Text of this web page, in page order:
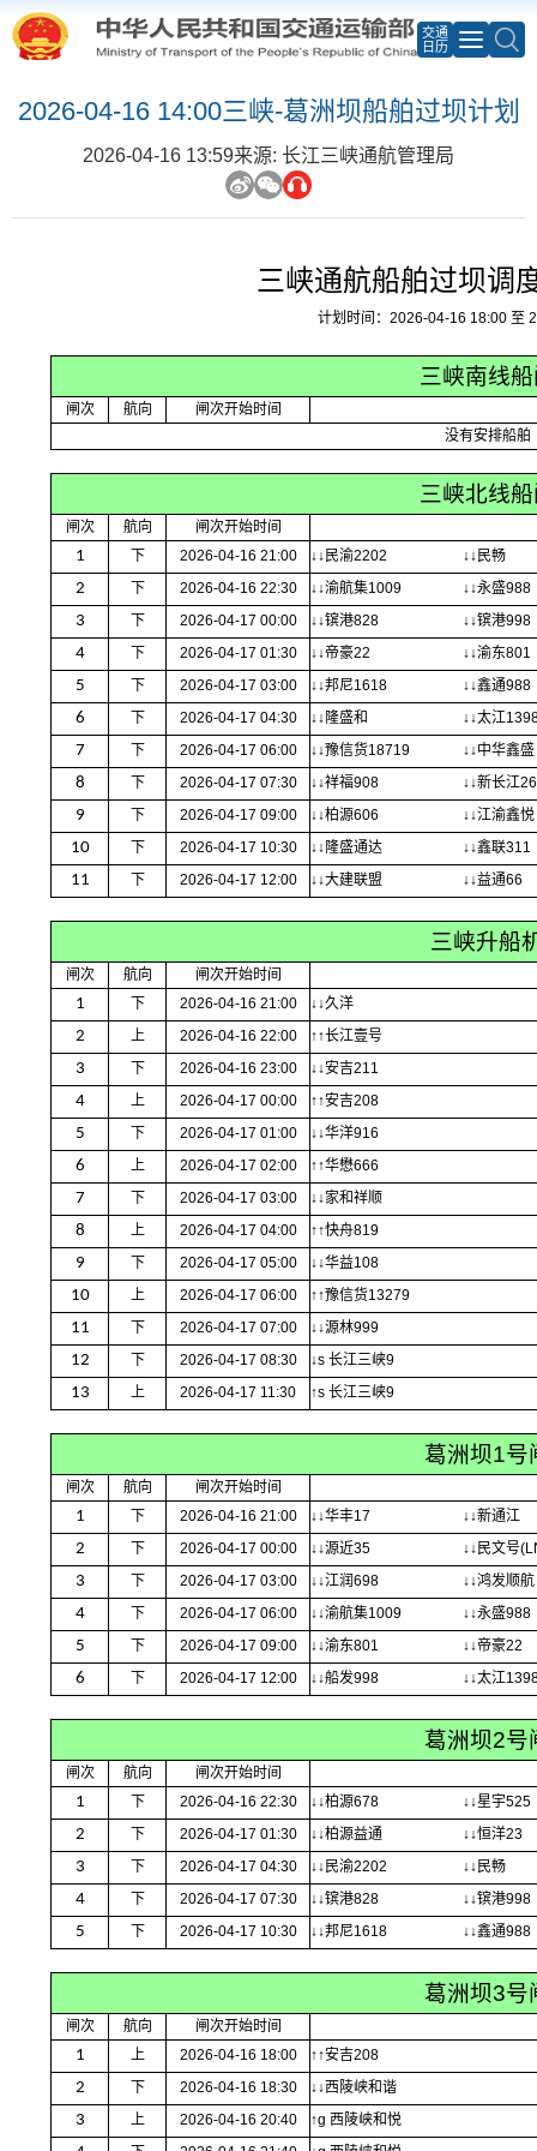
交通
日历
2026-04-16 14:00三峡-葛洲坝船舶过坝计划
2026-04-16 13:59来源: 长江三峡通航管理局
三峡通航船舶过坝调
计划时间：2026-04-16 18:00 至
三峡南线
闸次 航向
闸次开始时间
没有安排船舶
三峡北线
闸次 航向 闸次开始时间
1 下 2026-04-16 21:00 ↓↓民渝2202 ↓↓民畅
2 下 2026-04-16 22:30 ↓↓渝航集1009 ↓↓永盛988
3 下 2026-04-17 00:00 ↓↓镔港828 ↓↓镔港998
4 下 2026-04-17 01:30 ↓↓帝豪22 ↓↓渝东801
5 下 2026-04-17 03:00 ↓↓邦尼1618 ↓↓鑫通988
6 下 2026-04-17 04:30 ↓↓隆盛和 ↓↓太江
7 下 2026-04-17 06:00 ↓↓豫信货18719 ↓↓中华鑫盛
8 下 2026-04-17 07:30 ↓↓祥福908 ↓↓新长江
9 下 2026-04-17 09:00 ↓↓柏源606 ↓↓江渝鑫悦
10 下 2026-04-17 10:30 ↓↓隆盛通达 ↓↓鑫联311
11 下 2026-04-17 12:00 ↓↓大建联盟 ↓↓益通66
三峡升船
闸次 航向 闸次开始时间
1 下 2026-04-16 21:00 ↓↓久洋
2 上 2026-04-16 22:00 ↑↑长江壹号
3 下 2026-04-16 23:00 ↓↓安吉211
4 上 2026-04-17 00:00 ↑↑安吉208
5 下 2026-04-17 01:00 ↓↓华洋916
6 上 2026-04-17 02:00 ↑↑华懋666
7 下 2026-04-17 03:00 ↓↓家和祥顺
8 上 2026-04-17 04:00 ↑↑快舟819
9 下 2026-04-17 05:00 ↓↓华益108
10 上 2026-04-17 06:00 ↑↑豫信货13279
11 下 2026-04-17 07:00 ↓↓源林999
12 下 2026-04-17 08:30 ↓s 长江三峡9
13 上 2026-04-17 11:30 ↑s 长江三峡9
葛洲坝1号
闸次 航向 闸次开始时间
1 下 2026-04-16 21:00 ↓↓华丰17 ↓↓新通江
2 下 2026-04-17 00:00 ↓↓源近35 ↓↓民文号
3 下 2026-04-17 03:00 ↓↓江润698 ↓↓鸿发顺航
4 下 2026-04-17 06:00 ↓↓渝航集1009 ↓↓永盛988
5 下 2026-04-17 09:00 ↓↓渝东801 ↓↓帝豪22
6 下 2026-04-17 12:00 ↓↓船发998 ↓↓太江
葛洲坝2号
闸次 航向 闸次开始时间
1 下 2026-04-16 22:30 ↓↓柏源678 ↓↓星宇525
2 下 2026-04-17 01:30 ↓↓柏源益通 ↓↓恒洋23
3 下 2026-04-17 04:30 ↓↓民渝2202 ↓↓民畅
4 下 2026-04-17 07:30 ↓↓镔港828 ↓↓镔港998
5 下 2026-04-17 10:30 ↓↓邦尼1618 ↓↓鑫通988
葛洲坝3号
闸次 航向 闸次开始时间
1 上 2026-04-16 18:00 ↑↑安吉208
2 下 2026-04-16 18:30 ↓↓西陵峡和谐
3 上 2026-04-16 20:40 ↑g 西陵峡和悦